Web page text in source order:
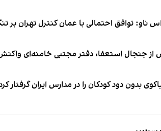
ناو: توافق احتمالی با عمان کنترل تهران بر
جنجال استعفا، دفتر مجتبی خامنه‌ای واکنش
بدون دود کودکان را در مدارس ایران گرفتار